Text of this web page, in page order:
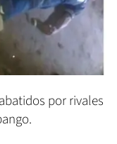
por rivales